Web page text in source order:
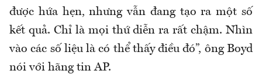
được hứa hẹn, nhưng vẫn đang tạo ra một số
kết quả. Chỉ là mọi thứ diễn ra rất chậm. Nhìn
vào các số liệu là có thể thấy điều đó”, ông Boyd
nói với hãng tin AP.